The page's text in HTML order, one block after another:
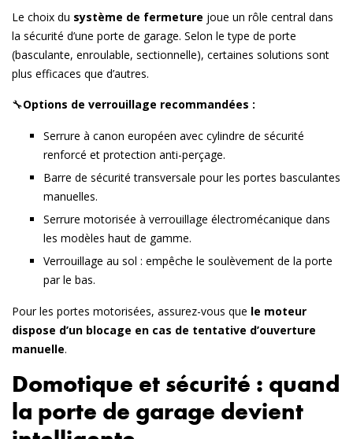
Le choix du système de fermeture joue un rôle central dans
la sécurité d’une porte de garage. Selon le type de porte
(basculante, enroulable, sectionnelle), certaines solutions sont
plus efficaces que d’autres.
🔧Options de verrouillage recommandées :
Serrure à canon européen avec cylindre de sécurité
renforcé et protection anti-perçage.
Barre de sécurité transversale pour les portes basculantes
manuelles.
Serrure motorisée à verrouillage électromécanique dans
les modèles haut de gamme.
Verrouillage au sol : empêche le soulèvement de la porte
par le bas.
Pour les portes motorisées, assurez-vous que le moteur
dispose d’un blocage en cas de tentative d’ouverture
manuelle.
Domotique et sécurité : quand
la porte de garage devient